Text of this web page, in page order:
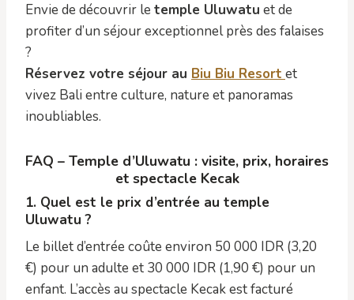
Envie de découvrir le temple Uluwatu et de
profiter d’un séjour exceptionnel près des falaises
?
Réservez votre séjour au Biu Biu Resort et
vivez Bali entre culture, nature et panoramas
inoubliables.
FAQ – Temple d’Uluwatu : visite, prix, horaires
et spectacle Kecak
1. Quel est le prix d’entrée au temple
Uluwatu ?
Le billet d’entrée coûte environ 50 000 IDR (3,20
€) pour un adulte et 30 000 IDR (1,90 €) pour un
enfant. L’accès au spectacle Kecak est facturé